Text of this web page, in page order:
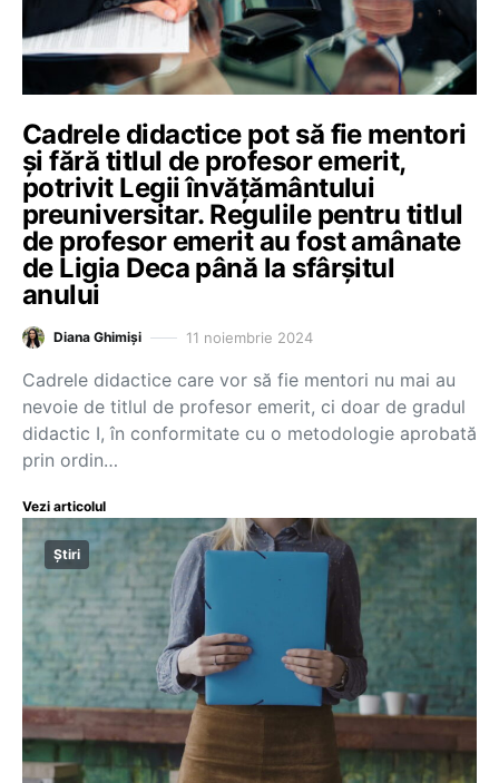
Cadrele didactice pot să fie mentori
și fără titlul de profesor emerit,
potrivit Legii învățământului
preuniversitar. Regulile pentru titlul
de profesor emerit au fost amânate
de Ligia Deca până la sfârșitul
anului
Diana Ghimiși 11 noiembrie 2024
Cadrele didactice care vor să fie mentori nu mai au
nevoie de titlul de profesor emerit, ci doar de gradul
didactic I, în conformitate cu o metodologie aprobată
prin ordin…
Vezi articolul
Știri